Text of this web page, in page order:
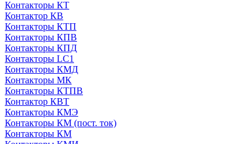
Контакторы КТ
Контактор КВ
Контакторы КТП
Контакторы КПВ
Контакторы КПД
Контакторы LC1
Контакторы КМД
Контакторы МК
Контакторы КТПВ
Контактор КВТ
Контакторы КМЭ
Контакторы КМ (пост. ток)
Контакторы КМ